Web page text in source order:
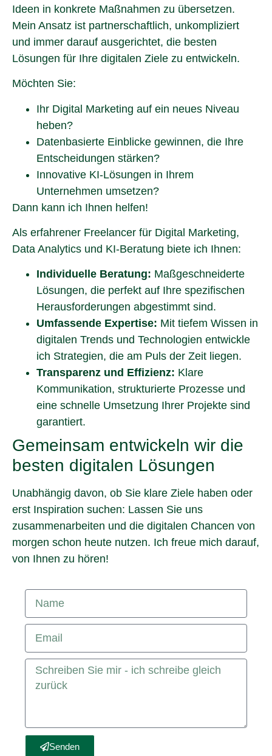
Ideen in konkrete Maßnahmen zu übersetzen.
Mein Ansatz ist partnerschaftlich, unkompliziert
und immer darauf ausgerichtet, die besten
Lösungen für Ihre digitalen Ziele zu entwickeln.
Möchten Sie:
Ihr Digital Marketing auf ein neues Niveau
heben?
Datenbasierte Einblicke gewinnen, die Ihre
Entscheidungen stärken?
Innovative KI-Lösungen in Ihrem
Unternehmen umsetzen?
Dann kann ich Ihnen helfen!
Als erfahrener Freelancer für Digital Marketing,
Data Analytics und KI-Beratung biete ich Ihnen:
Individuelle Beratung: Maßgeschneiderte
Lösungen, die perfekt auf Ihre spezifischen
Herausforderungen abgestimmt sind.
Umfassende Expertise: Mit tiefem Wissen in
digitalen Trends und Technologien entwickle
ich Strategien, die am Puls der Zeit liegen.
Transparenz und Effizienz: Klare
Kommunikation, strukturierte Prozesse und
eine schnelle Umsetzung Ihrer Projekte sind
garantiert.
Gemeinsam entwickeln wir die
besten digitalen Lösungen
Unabhängig davon, ob Sie klare Ziele haben oder
erst Inspiration suchen: Lassen Sie uns
zusammenarbeiten und die digitalen Chancen von
morgen schon heute nutzen. Ich freue mich darauf,
von Ihnen zu hören!
Senden